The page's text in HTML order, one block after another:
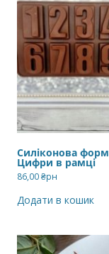
Силіконова
Цифри в рамці
86,00₴рн
Додати в кошик